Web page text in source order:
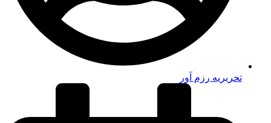
تحریریه رزم آور